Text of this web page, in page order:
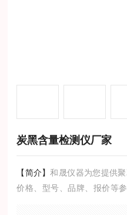
炭黑含量检测仪厂家
【简介】和晟仪器为您提供
价格、型号、品牌、报价等